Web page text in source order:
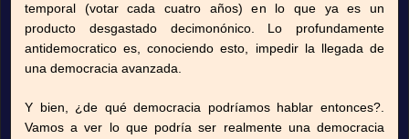
temporal (votar cada cuatro años) en lo que ya es un
producto desgastado decimonónico. Lo profundamente
antidemocratico es, conociendo esto, impedir la llegada de
una democracia avanzada.
Y bien, ¿de qué democracia podríamos hablar entonces?.
Vamos a ver lo que podría ser realmente una democracia